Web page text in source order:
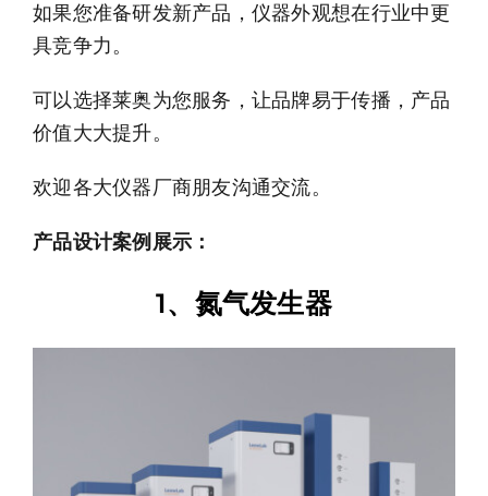
关于莱奥
联系我们
如果您准备研发新产品，仪器外观想在行业中更
具竞争力。
可以选择莱奥为您服务，让品牌易于传播，产品
价值大大提升。
欢迎各大仪器厂商朋友沟通交流。
产品设计案例展示：
1、氮气发生器